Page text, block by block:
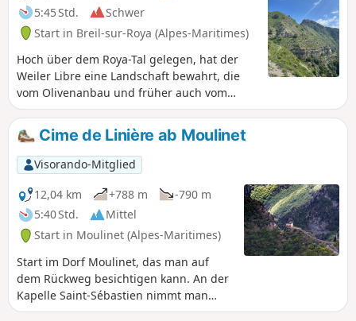
5:45 Std.
Schwer
Start in Breil-sur-Roya (Alpes-Maritimes)
Hoch über dem Roya-Tal gelegen, hat der
Weiler Libre eine Landschaft bewahrt, die
vom Olivenanbau und früher auch vom
Wein- und Lavendelanbau geprägt ist und
ihm heute den Charme der Dörfer
vergangener Zeiten verleiht. Die Roche
Fourquin, ein natürlicher Aussichtspunkt
über das Roya-Tal und die italienische
Riviera, ist einer der letzten bedeutenden
Gipfel vor dem Mittelmeer. Von hier aus
bietet sich Ihnen ein außergewöhnlicher
Ausblick von den hohen, schneebedeckten
Gipfeln des Mercantour bis hin zum Meer.
Cime de Linière ab Moulinet
Visorando-Mitglied
12,04 km
+788 m
-790 m
5:40 Std.
Mittel
Start in Moulinet (Alpes-Maritimes)
Start im Dorf Moulinet, das man auf
dem Rückweg besichtigen kann. An der
Kapelle Saint-Sébastien nimmt man
einen anspruchsvollen Weg, der in